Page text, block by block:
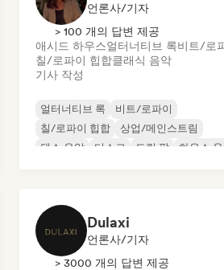
언론사/기자
> 100 개의 답변 제공
애시드 하우스얼터너티브 록비트/로
칠/로파이 힙합클래식 음악
기사 작성
얼터너티브 록
비트/로파이
칠/로파이 힙합
상업/메인스트림
댄스 음악
디스코 드림 팝 하우스
Dulaxi
언론사/기자
> 3000 개의 답변 제공